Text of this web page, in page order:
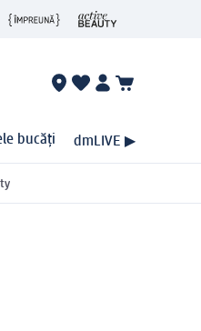
bucăți dmLIVE ▶